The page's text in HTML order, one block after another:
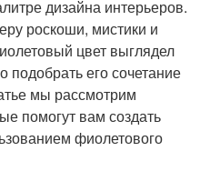
дизайна интерьеров.
роскоши, мистики и
цвет выглядел
его сочетание
мы рассмотрим
помогут вам создать
фиолетового